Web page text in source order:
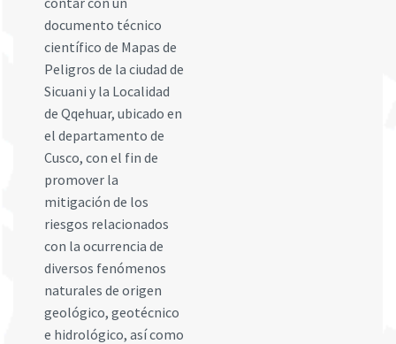
documento técnico
científico de Mapas de
Peligros de la ciudad de
Sicuani y la Localidad
de Qqehuar, ubicado en
el departamento de
Cusco, con el fin de
promover la
mitigación de los
riesgos relacionados
con la ocurrencia de
diversos fenómenos
naturales de origen
geológico, geotécnico
e hidrológico, así como